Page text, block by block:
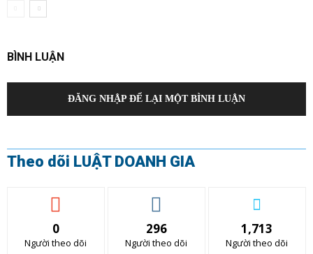
BÌNH LUẬN
ĐĂNG NHẬP ĐỂ LẠI MỘT BÌNH LUẬN
Theo dõi LUẬT DOANH GIA
0
Người theo dõi
296
Người theo dõi
1,713
Người theo dõi